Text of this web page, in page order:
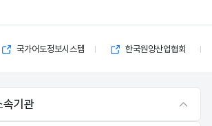
국가어도정보시스템 한국원양산업협회
속기관